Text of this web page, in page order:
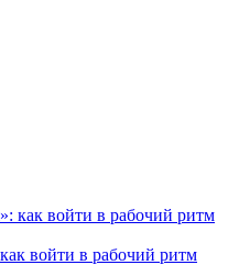
войти в рабочий ритм